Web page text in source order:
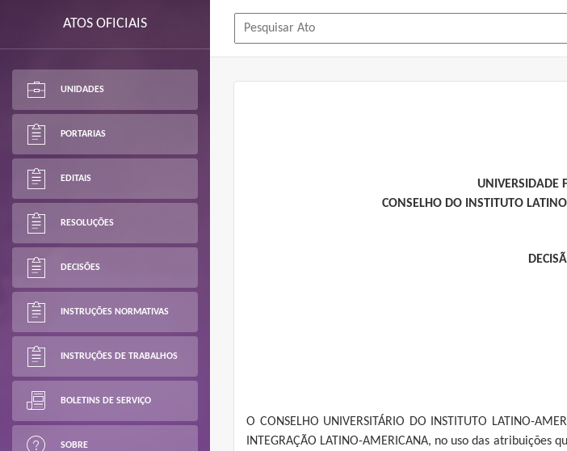
ATOS OFICIAIS
UNIDADES
PORTARIAS
EDITAIS
RESOLUÇÕES
DECISÕES
INSTRUÇÕES NORMATIVAS
INSTRUÇÕES DE TRABALHOS
BOLETINS DE SERVIÇO
SOBRE
UNIVERSIDADE
CONSELHO DO INSTITUTO
O CONSELHO UNIVERSITÁRIO DO INSTITUTO LATINO-
INTEGRAÇÃO LATINO-AMERICANA, no uso das